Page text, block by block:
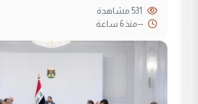
--منذ 6 ساعة